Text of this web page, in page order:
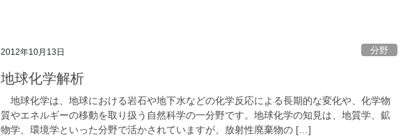
2012年10月13日 分野
地球化学解析
地球化学は、地球における岩石や地下水などの化学反応による長期的な変化や、化学物
質やエネルギーの移動を取り扱う自然科学の一分野です。地球化学の知見は、地質学、鉱
物学、環境学といった分野で活かされていますが、放射性廃棄物の […]